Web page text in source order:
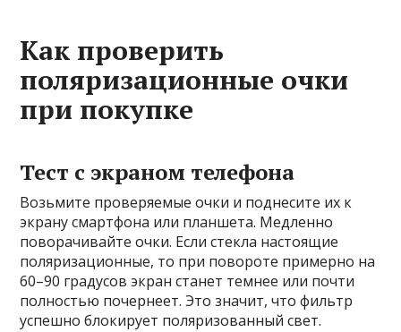
Как проверить
поляризационные очки
при покупке
Тест с экраном телефона
Возьмите проверяемые очки и поднесите их к
экрану смартфона или планшета. Медленно
поворачивайте очки. Если стекла настоящие
поляризационные, то при повороте примерно на
60–90 градусов экран станет темнее или почти
полностью почернеет. Это значит, что фильтр
успешно блокирует поляризованный свет.